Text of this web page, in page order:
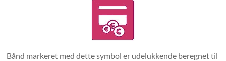
Bånd markeret med dette symbol er udelukkende beregnet til